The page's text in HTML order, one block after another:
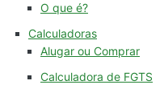
O que é?
Calculadoras
Alugar ou Comprar
Calculadora de FGTS